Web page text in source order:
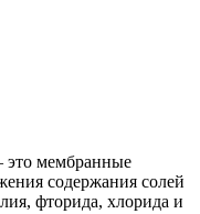
это мембранные
содержания солей
фторида, хлорида и